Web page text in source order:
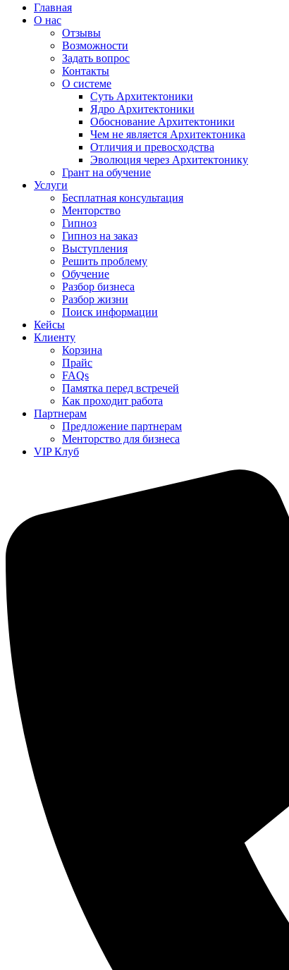
Главная
О нас
Отзывы
Возможности
Задать вопрос
Контакты
О системе
Суть Архитектоники
Ядро Архитектоники
Обоснование Архитектоники
Чем не является Архитектоника
Отличия и превосходства
Эволюция через Архитектонику
Грант на обучение
Услуги
Бесплатная консультация
Менторство
Гипноз
Гипноз на заказ
Выступления
Решить проблему
Обучение
Разбор бизнеса
Разбор жизни
Поиск информации
Кейсы
Клиенту
Корзина
Прайс
FAQs
Памятка перед встречей
Как проходит работа
Партнерам
Предложение партнерам
Менторство для бизнеса
VIP Клуб